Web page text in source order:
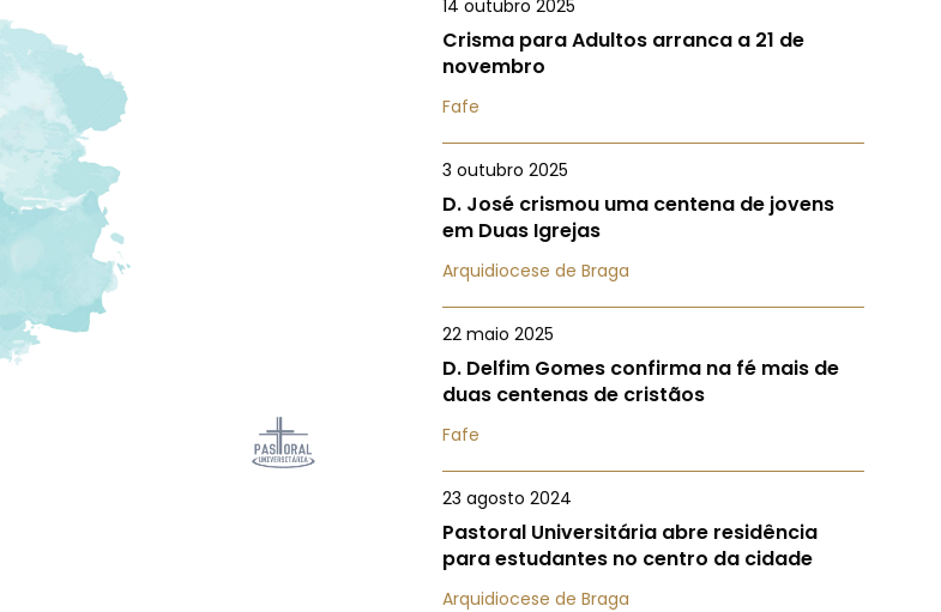
14 outubro 2025
Crisma para Adultos arranca a 21 de
novembro
Fafe
3 outubro 2025
D. José crismou uma centena de jovens
em Duas Igrejas
Arquidiocese de Braga
22 maio 2025
D. Delfim Gomes confirma na fé mais de
duas centenas de cristãos
Fafe
23 agosto 2024
Pastoral Universitária abre residência
para estudantes no centro da cidade
Arquidiocese de Braga